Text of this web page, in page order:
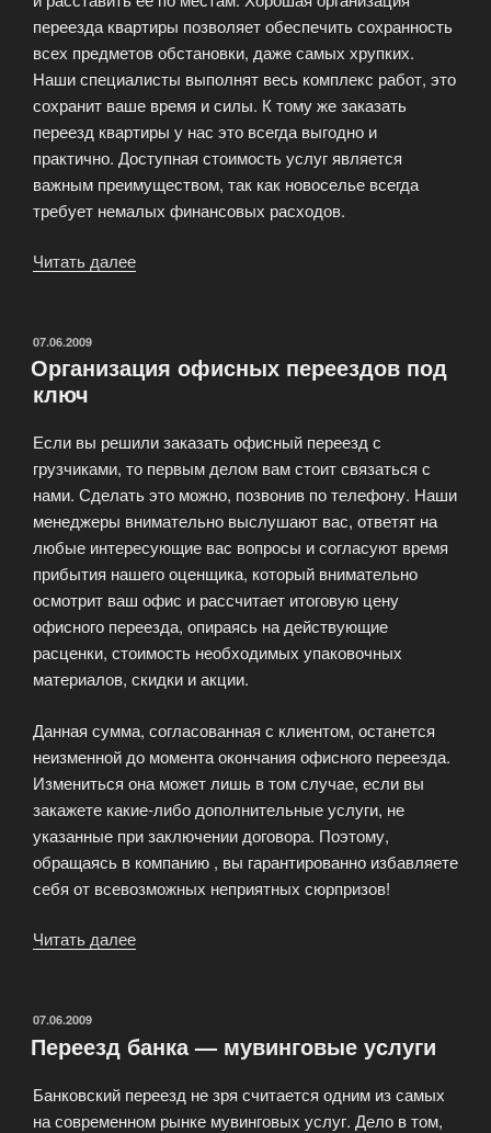
переезда квартиры позволяет обеспечить сохранность
всех предметов обстановки, даже самых хрупких.
Наши специалисты выполнят весь комплекс работ, это
сохранит ваше время и силы. К тому же заказать
переезд квартиры у нас это всегда выгодно и
практично. Доступная стоимость услуг является
важным преимуществом, так как новоселье всегда
требует немалых финансовых расходов.
Читать далее
ОПУБЛИКОВАНО
07.06.2009
Организация офисных переездов под
ключ
Если вы решили заказать офисный переезд с
грузчиками, то первым делом вам стоит связаться с
нами. Сделать это можно, позвонив по телефону. Наши
менеджеры внимательно выслушают вас, ответят на
любые интересующие вас вопросы и согласуют время
прибытия нашего оценщика, который внимательно
осмотрит ваш офис и рассчитает итоговую цену
офисного переезда, опираясь на действующие
расценки, стоимость необходимых упаковочных
материалов, скидки и акции.
Данная сумма, согласованная с клиентом, останется
неизменной до момента окончания офисного переезда.
Измениться она может лишь в том случае, если вы
закажете какие-либо дополнительные услуги, не
указанные при заключении договора. Поэтому,
обращаясь в компанию , вы гарантированно избавляете
себя от всевозможных неприятных сюрпризов!
Читать далее
ключ»
ОПУБЛИКОВАНО
07.06.2009
Переезд банка — мувинговые услуги
Банковский переезд не зря считается одним из самых
на современном рынке мувинговых услуг. Дело в том,